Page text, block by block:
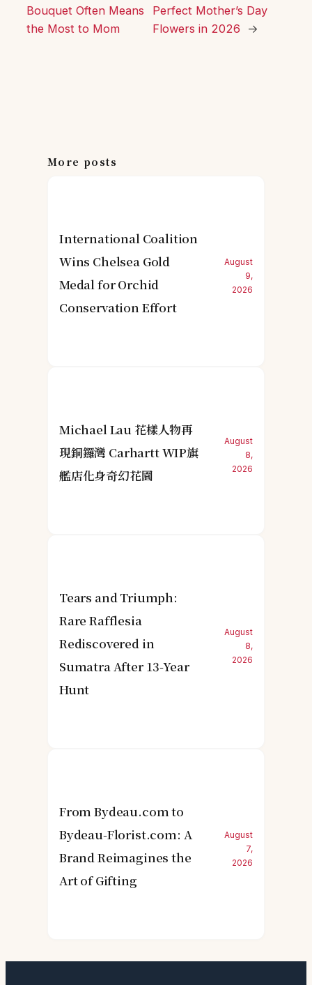
Bouquet Often Means
the Most to Mom
Perfect Mother’s Day
Flowers in 2026
→
More posts
International Coalition
Wins Chelsea Gold
Medal for Orchid
Conservation Effort
August
9,
2026
Michael Lau 花樣人物再
現銅鑼灣 Carhartt WIP旗
艦店化身奇幻花園
August
8,
2026
Tears and Triumph:
Rare Rafflesia
Rediscovered in
Sumatra After 13-Year
Hunt
August
8,
2026
From Bydeau.com to
Bydeau-Florist.com: A
Brand Reimagines the
Art of Gifting
August
7,
2026